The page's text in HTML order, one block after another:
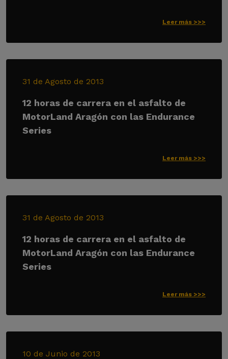
Leer más >>>
31 de Agosto de 2013
12 horas de carrera en el asfalto de
MotorLand Aragón con las Endurance
Series
Leer más >>>
31 de Agosto de 2013
12 horas de carrera en el asfalto de
MotorLand Aragón con las Endurance
Series
Leer más >>>
10 de Junio de 2013